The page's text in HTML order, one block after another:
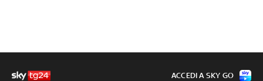
ACCEDI A SKY GO